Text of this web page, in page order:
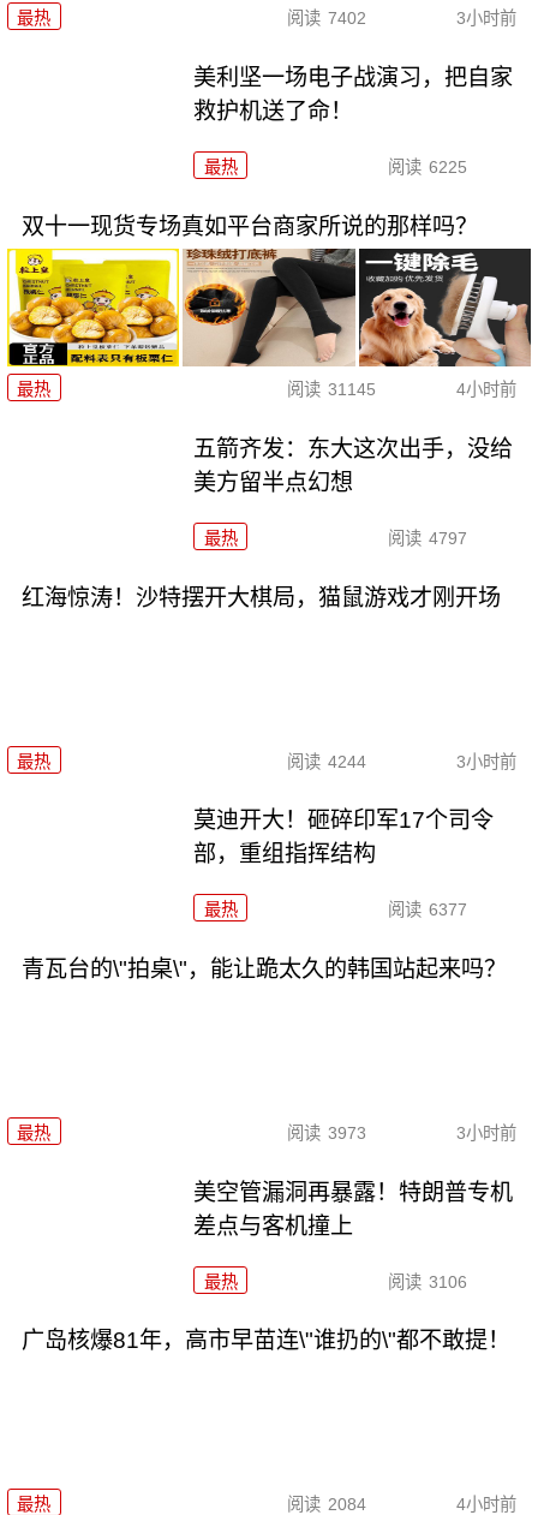
最热 阅读 7402 3小时前
美利坚一场电子战演习，把自家
救护机送了命！
最热 阅读 6225
双十一现货专场真如平台商家所说的那样吗？
最热 阅读 31145 4小时前
五箭齐发：东大这次出手，没给
美方留半点幻想
最热 阅读 4797
红海惊涛！沙特摆开大棋局，猫鼠游戏才刚开场
最热 阅读 4244 3小时前
莫迪开大！砸碎印军17个司令
部，重组指挥结构
最热 阅读 6377
青瓦台的\"拍桌\"，能让跪太久的韩国站起来吗？
最热 阅读 3973 3小时前
美空管漏洞再暴露！特朗普专机
差点与客机撞上
最热 阅读 3106
广岛核爆81年，高市早苗连\"谁扔的\"都不敢提！
最热 阅读 2084 4小时前